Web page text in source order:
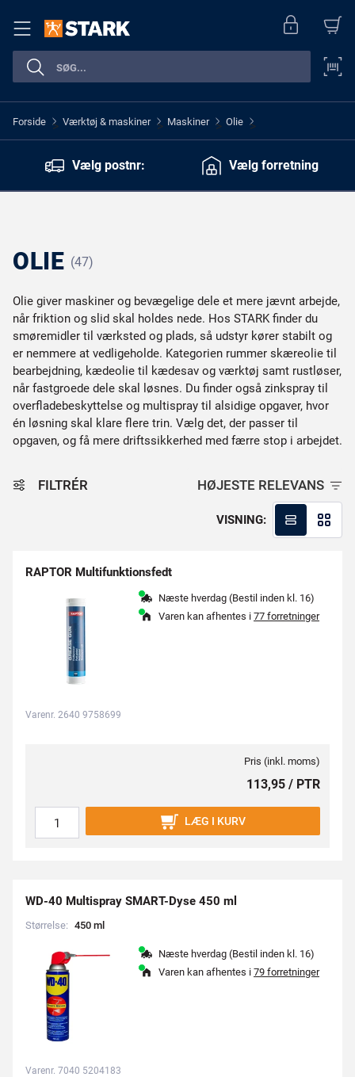
Forside > Værktøj & maskiner > Maskiner > Olie >
Vælg postnr: Vælg forretning
OLIE (47)
Olie giver maskiner og bevægelige dele et mere jævnt arbejde,
når friktion og slid skal holdes nede. Hos STARK finder du
smøremidler til værksted og plads, så udstyr kører stabilt og
er nemmere at vedligeholde. Kategorien rummer skæreolie til
bearbejdning, kædeolie til kædesav og værktøj samt rustløser,
når fastgroede dele skal løsnes. Du finder også zinkspray til
overfladebeskyttelse og multispray til alsidige opgaver, hvor
én løsning skal klare flere trin. Vælg det, der passer til
opgaven, og få mere driftssikkerhed med færre stop i arbejdet.
FILTRÉR HØJESTE RELEVANS
VISNING:
RAPTOR Multifunktionsfedt
Næste hverdag (Bestil inden kl. 16)
Varen kan afhentes i 77 forretninger
Varenr. 2640 9758699
Pris (inkl. moms)
113,95 / PTR
LÆG I KURV
WD-40 Multispray SMART-Dyse 450 ml
Størrelse: 450 m
Næste hverdag (Bestil inden kl. 16)
Varen kan afhentes i 79 forretninger
Varenr. 7040 5204183